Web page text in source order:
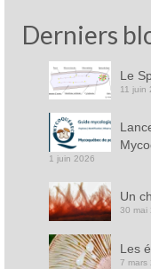
Derniers
Le
11 juin
1 juin 2026
Un
30 mai
Les
7 mars